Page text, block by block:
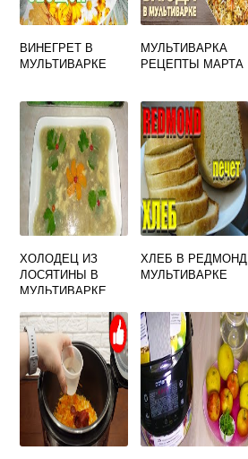
ВИНЕГРЕТ В
МУЛЬТИВАРКЕ
МУЛЬТИВАРКА
РЕЦЕПТЫ МАРТА
ХОЛОДЕЦ ИЗ
ЛОСЯТИНЫ В
МУЛЬТИВАРКЕ
ХЛЕБ В РЕДМОНД
МУЛЬТИВАРКЕ